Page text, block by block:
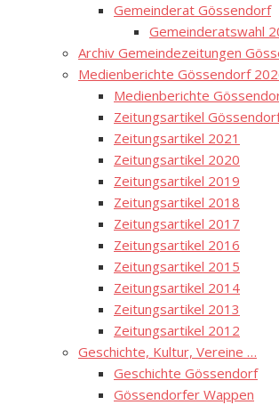
Gemeinderat Gössendorf
Gemeinderatswahl
Archiv Gemeindezeitungen
Medienberichte Gössendorf
Medienberichte
Zeitungsartikel
Zeitungsartikel 2021
Zeitungsartikel 2020
Zeitungsartikel 2019
Zeitungsartikel 2018
Zeitungsartikel 2017
Zeitungsartikel 2016
Zeitungsartikel 2015
Zeitungsartikel 2014
Zeitungsartikel 2013
Zeitungsartikel 2012
Geschichte, Kultur, Vereine …
Geschichte Gössendorf
Gössendorfer Wappen